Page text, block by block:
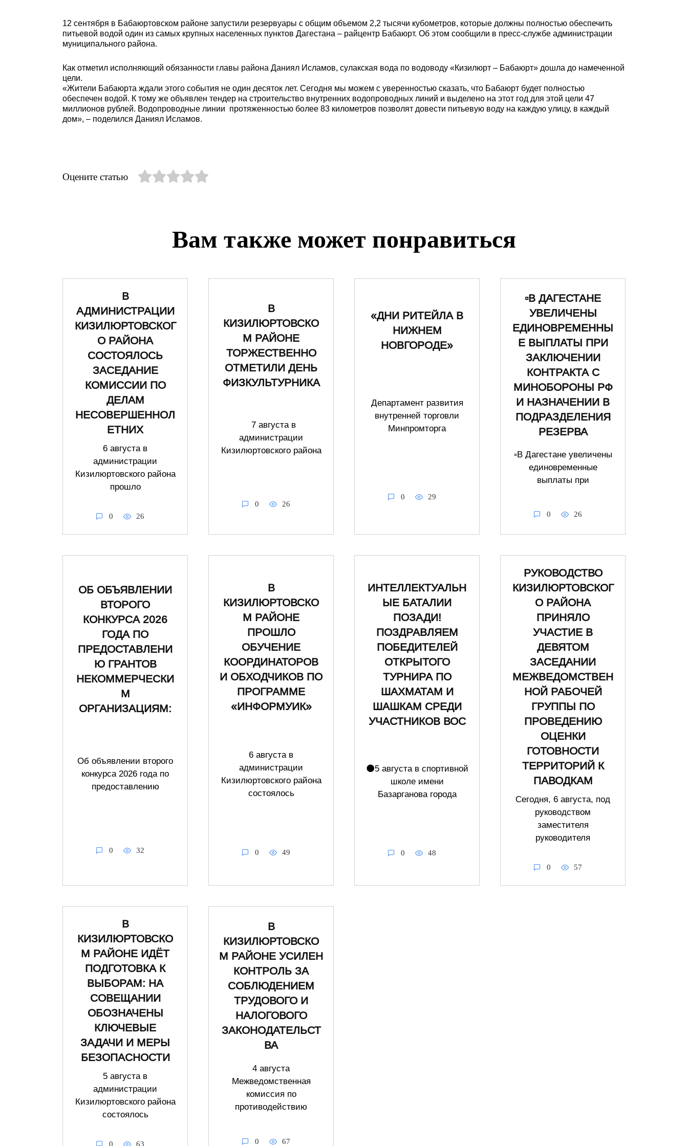
12 сентября в Бабаюртовском районе запустили резервуары с общим объемом 2,2 тысячи кубометров, которые должны полностью обеспечить
питьевой водой один из самых крупных населенных пунктов Дагестана – райцентр Бабаюрт. Об этом сообщили в пресс-службе администрации
муниципального района.
Как отметил исполняющий обязанности главы района Даниял Исламов, сулакская вода по водоводу «Кизилюрт – Бабаюрт» дошла до намеченной
цели.
«Жители Бабаюрта ждали этого события не один десяток лет. Сегодня мы можем с уверенностью сказать, что Бабаюрт будет полностью
обеспечен водой. К тому же объявлен тендер на строительство внутренних водопроводных линий и выделено на этот год для этой цели 47
миллионов рублей. Водопроводные линии протяженностью более 83 километров позволят довести питьевую воду на каждую улицу, в каждый
дом», – поделился Даниял Исламов.
Оцените статью
Вам также может понравиться
В
АДМИНИСТРАЦИИ
КИЗИЛЮРТОВСКОГ
О РАЙОНА
СОСТОЯЛОСЬ
ЗАСЕДАНИЕ
КОМИССИИ ПО
ДЕЛАМ
НЕСОВЕРШЕННОЛ
ЕТНИХ
6 августа в
администрации
Кизилюртовского района
прошло
0 26
В
КИЗИЛЮРТОВСКО
М РАЙОНЕ
ТОРЖЕСТВЕННО
ОТМЕТИЛИ ДЕНЬ
ФИЗКУЛЬТУРНИКА
7 августа в
администрации
Кизилюртовского района
0 26
«ДНИ РИТЕЙЛА В
НИЖНЕМ
НОВГОРОДЕ»
Департамент развития
внутренней торговли
Минпромторга
0 29
▫️В ДАГЕСТАНЕ
УВЕЛИЧЕНЫ
ЕДИНОВРЕМЕННЫ
Е ВЫПЛАТЫ ПРИ
ЗАКЛЮЧЕНИИ
КОНТРАКТА С
МИНОБОРОНЫ РФ
И НАЗНАЧЕНИИ В
ПОДРАЗДЕЛЕНИЯ
РЕЗЕРВА
▫️В Дагестане увеличены
единовременные
выплаты при
0 26
ОБ ОБЪЯВЛЕНИИ
ВТОРОГО
КОНКУРСА 2026
ГОДА ПО
ПРЕДОСТАВЛЕНИ
Ю ГРАНТОВ
НЕКОММЕРЧЕСКИ
М
ОРГАНИЗАЦИЯМ:
Об объявлении второго
конкурса 2026 года по
предоставлению
0 32
В
КИЗИЛЮРТОВСКО
М РАЙОНЕ
ПРОШЛО
ОБУЧЕНИЕ
КООРДИНАТОРОВ
И ОБХОДЧИКОВ ПО
ПРОГРАММЕ
«ИНФОРМУИК»
6 августа в
администрации
Кизилюртовского района
состоялось
0 49
ИНТЕЛЛЕКТУАЛЬН
ЫЕ БАТАЛИИ
ПОЗАДИ!
ПОЗДРАВЛЯЕМ
ПОБЕДИТЕЛЕЙ
ОТКРЫТОГО
ТУРНИРА ПО
ШАХМАТАМ И
ШАШКАМ СРЕДИ
УЧАСТНИКОВ ВОС
⚫️5 августа в спортивной
школе имени
Базарганова города
0 48
РУКОВОДСТВО
КИЗИЛЮРТОВСКОГ
О РАЙОНА
ПРИНЯЛО
УЧАСТИЕ В
ДЕВЯТОМ
ЗАСЕДАНИИ
МЕЖВЕДОМСТВЕН
НОЙ РАБОЧЕЙ
ГРУППЫ ПО
ПРОВЕДЕНИЮ
ОЦЕНКИ
ГОТОВНОСТИ
ТЕРРИТОРИЙ К
ПАВОДКАМ
Сегодня, 6 августа, под
руководством
заместителя
руководителя
0 57
В
КИЗИЛЮРТОВСКО
М РАЙОНЕ ИДЁТ
ПОДГОТОВКА К
ВЫБОРАМ: НА
СОВЕЩАНИИ
ОБОЗНАЧЕНЫ
КЛЮЧЕВЫЕ
ЗАДАЧИ И МЕРЫ
БЕЗОПАСНОСТИ
5 августа в
администрации
Кизилюртовского района
состоялось
0 63
В
КИЗИЛЮРТОВСКО
М РАЙОНЕ УСИЛЕН
КОНТРОЛЬ ЗА
СОБЛЮДЕНИЕМ
ТРУДОВОГО И
НАЛОГОВОГО
ЗАКОНОДАТЕЛЬСТ
ВА
4 августа
Межведомственная
комиссия по
противодействию
0 67